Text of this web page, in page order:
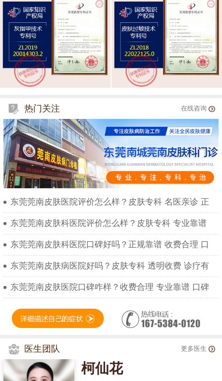
热门关注 在线咨询
东莞莞南皮肤医院评价怎么样？皮肤专科 名医亲诊 正
东莞莞南皮肤科医院评价怎么样？皮肤专科 专业靠谱
东莞莞南皮肤科医院口碑好吗？正规靠谱 收费合理 口
东莞莞南皮肤病医院好吗？皮肤专科 透明收费 诊疗有
东莞莞南皮肤医院口碑咋样？收费合理 专业靠谱 口碑
医生团队 更多医生
柯仙花